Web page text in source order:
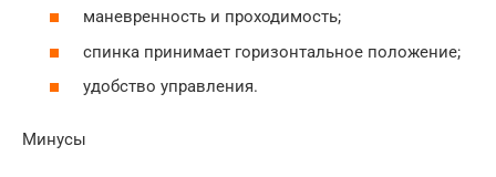
маневренность и проходимость;
спинка принимает горизонтальное положение;
удобство управления.
Минусы